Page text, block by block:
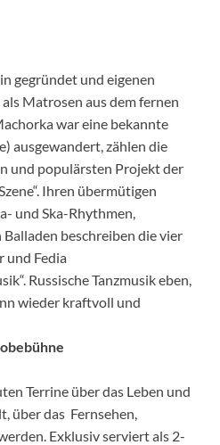
gegründet und eigenen
Matrosen aus dem fernen
war eine bekannte
ausgewandert, zählen die
und populärsten Projekt der
Ihren übermütigen
und Ska-Rhythmen,
beschreiben die vier
und Fedia
Russische Tanzmusik eben,
wieder kraftvoll und
Terrine über das Leben und
über das Fernsehen,
Exklusiv serviert als 2-